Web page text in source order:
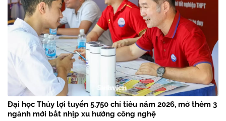
Đại học Thủy lợi tuyển 5.750 chỉ tiêu năm 2026, mở thêm 3
ngành mới bắt nhịp xu hướng công nghệ